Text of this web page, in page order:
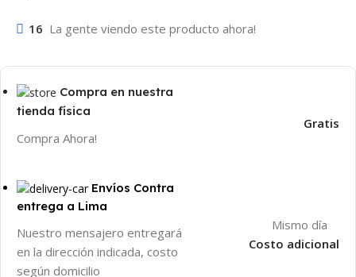
16 La gente viendo este producto ahora!
Compra en nuestra
tienda física
Compra Ahora!
Gratis
Envíos Contra
entrega a Lima
Nuestro mensajero entregará
en la dirección indicada, costo
según domicilio
Mismo día
Costo adicional